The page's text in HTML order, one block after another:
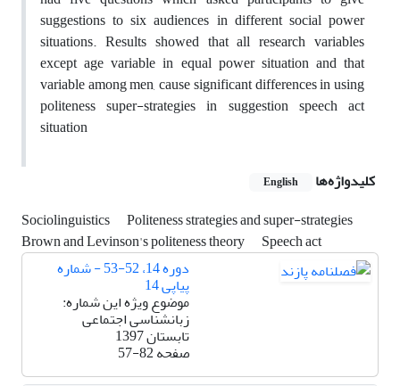
suggestions to six audiences in different social power
situations. Results showed that all research variables
except age variable in equal power situation and that
variable among men, cause significant differences in using
politeness super-strategies in suggestion speech act
situation
کلیدواژه‌ها
English
Sociolinguistics
Politeness strategies and super-strategies
Brown and Levinson's politeness theory
Speech act
دوره 14، 52-53 - شماره
پیاپی 14
موضوع ویژه این شماره:
زبانشناسی اجتماعی
تابستان 1397
صفحه57-82